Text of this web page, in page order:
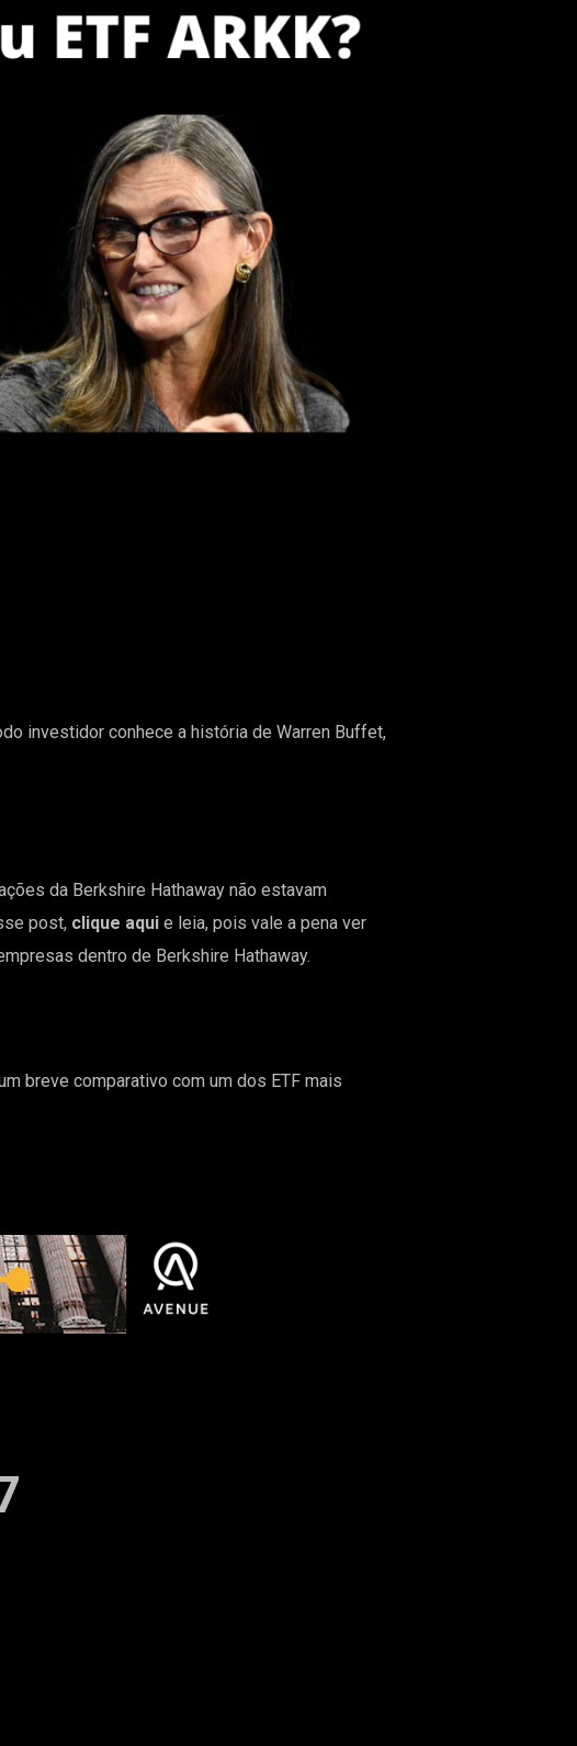
investidor conhece a história de Warren Buffet,
da Berkshire Hathaway não estavam
post, clique aqui e leia, pois vale a pena ver
dentro de Berkshire Hathaway.
breve comparativo com um dos ETF mais